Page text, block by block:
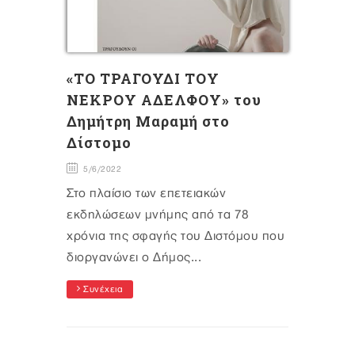
«ΤΟ ΤΡΑΓΟΥΔΙ ΤΟΥ
ΝΕΚΡΟΥ ΑΔΕΛΦΟΥ» του
Δημήτρη Μαραμή στο
Δίστομο
5/6/2022
Στο πλαίσιο των επετειακών
εκδηλώσεων μνήμης από τα 78
χρόνια της σφαγής του Διστόμου που
διοργανώνει ο Δήμος...
Συνέχεια